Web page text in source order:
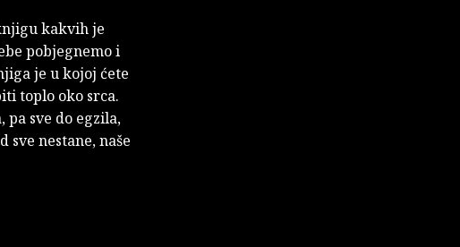
kakvih je
pobjegnemo i
je u kojoj ćete
toplo oko srca.
sve do egzila,
sve nestane, naše